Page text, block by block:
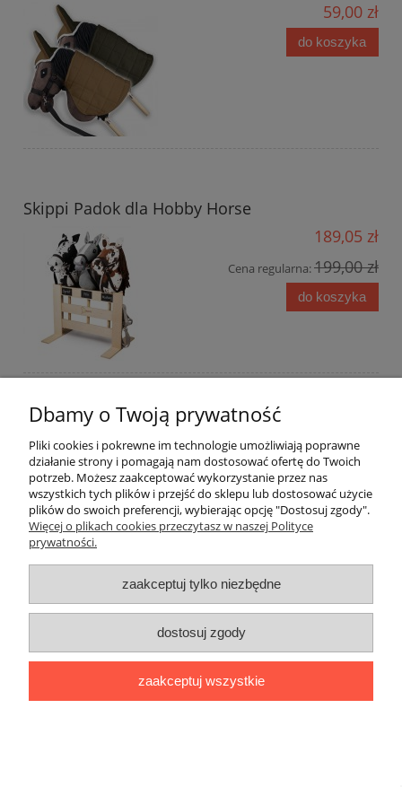
59,00 zł
do koszyka
Skippi Padok dla Hobby Horse
189,05 zł
Cena regularna:199,00 zł
do koszyka
Drewniana przeszkoda do skakania Hobby
Horse Skippi
284,05 zł
Cena regularna: 299,00 zł
Skippi Kantar dla Hobby Horse - wodze,
Dbamy o Twoją prywatność
Pliki cookies i pokrewne im technologie umożliwiają poprawne
działanie strony i pomagają nam dostosować ofertę do Twoich
potrzeb. Możesz zaakceptować wykorzystanie przez nas
wszystkich tych plików i przejść do sklepu lub dostosować użycie
plików do swoich preferencji, wybierając opcję "Dostosuj zgody".
Więcej o plikach cookies przeczytasz w naszej Polityce
prywatności.
zaakceptuj tylko niezbędne
dostosuj zgody
zaakceptuj wszystkie